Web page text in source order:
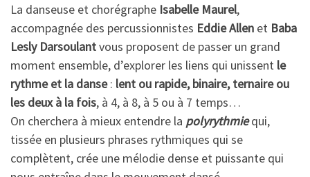
La danseuse et chorégraphe Isabelle Maurel,
accompagnée des percussionnistes Eddie Allen et Baba
Lesly Darsoulantvous proposent de passer un grand
moment ensemble, d’explorer les liens qui unissent le
rythme et la danse: lent ou rapide, binaire, ternaire ou
les deux à la fois, à 4, à 8, à 5 ou à 7 temps…
On cherchera à mieux entendre la polyrythmiequi,
tissée en plusieurs phrases rythmiques qui se
complètent, crée une mélodie dense et puissante qui